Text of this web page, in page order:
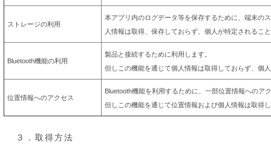
ストレージの利用
本アプリ内のログデータ等を保存するために、端末の
人情報は取得、保存しておらず、個人が特定されるこ
Bluetooth機能の利用
製品と接続するために利用します。
但しこの機能を通じて個人情報は取得しておらず、個
位置情報へのアクセス
Bluetooth機能を利用するために、 一部位置情報へのア
但しこの機能を通じて位置情報および個人情報は取得
３．取得方法